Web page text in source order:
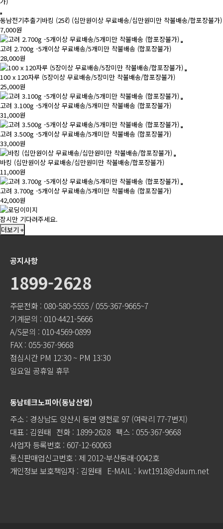
동남전기추출기바킹 (25ℓ) (십만원이상 무료배송/십만원미만 착불배송/합포장불가)
7,000원
고려 2.700g -5개이상 무료배송/5개미만 착불배송 (합포장불가)
28,000원
100 x 120자루 (5장이상 무료배송/5장미만 착불배송/합포장불가)
25,000원
고려 3.100g -5개이상 무료배송/5개미만 착불배송 (합포장불가)
31,000원
고려 3.500g -5개이상 무료배송/5개미만 착불배송 (합포장불가)
33,000원
바킹 (십만원이상 무료배송/십만원미만 착불배송/합포장불가)
11,000원
고려 3.700g -5개이상 무료배송/5개미만 착불배송 (합포장불가)
42,000원
잠시만 기다려주세요.
더보기 +
공지사항
1899-2628
주문전화 : 080-580-5555 / 055-367-9665~7
기계문의 : 010-4421-5666
A/S문의 : 010-4569-0899
FAX : 055-367-9668
점심시간 PM 12:30 ~ PM 13:30
일요일 공휴일 휴무
동남테크노피아(동남산업)
주소 : 경상남도 양산시 동면 영천로 97 (여락리 77-7번지)
대표 : 김원태 전화 : 1899-2628 팩스 : 055-367-9668
사업자 등록번호 : 607-12-60063
통신판매업신고번호 : 제 2012-부산동래-0042호
개인정보 보호책임자 : 김원태
E-MAIL : kwt1918@daum.net